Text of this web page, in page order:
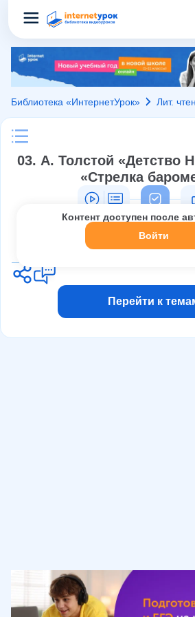
Библиотека «ИнтернетУрок» Лит.
03. А. Толстой «Детство
«Стрелка
Контент доступен после
Войти
Перейти к